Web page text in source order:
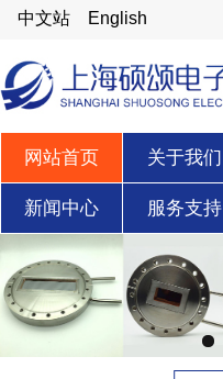
中文站 English
网站首页 关于我们
新闻中心 服务支持